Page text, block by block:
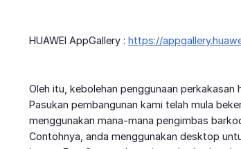
HUAWEI AppGallery : https://
Oleh itu, kebolehan penggunaan
Pasukan pembangunan kami telah mula
menggunakan mana-mana pengimbas
Contohnya, anda menggunakan desktop